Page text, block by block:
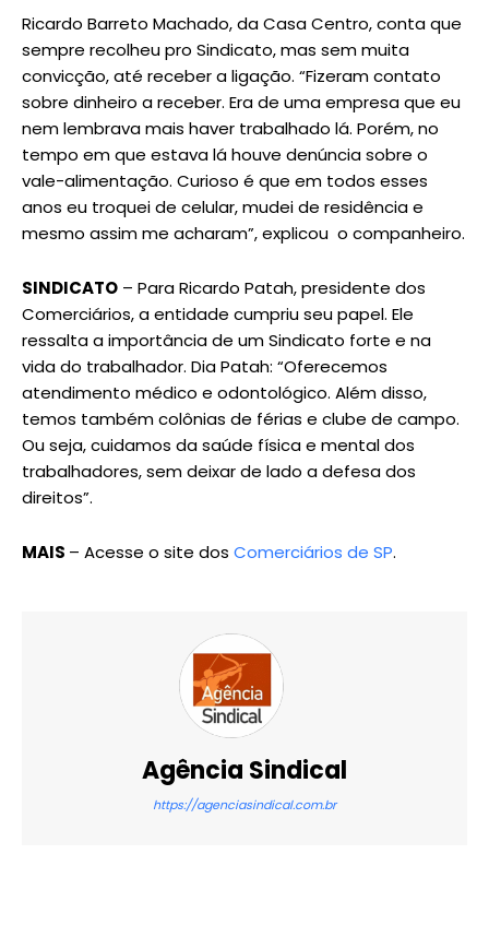
Ricardo Barreto Machado, da Casa Centro, conta que
sempre recolheu pro Sindicato, mas sem muita
convicção, até receber a ligação. “Fizeram contato
sobre dinheiro a receber. Era de uma empresa que eu
nem lembrava mais haver trabalhado lá. Porém, no
tempo em que estava lá houve denúncia sobre o
vale-alimentação. Curioso é que em todos esses
anos eu troquei de celular, mudei de residência e
mesmo assim me acharam”, explicou o companheiro.
SINDICATO – Para Ricardo Patah, presidente dos
Comerciários, a entidade cumpriu seu papel. Ele
ressalta a importância de um Sindicato forte e na
vida do trabalhador. Dia Patah: “Oferecemos
atendimento médico e odontológico. Além disso,
temos também colônias de férias e clube de campo.
Ou seja, cuidamos da saúde física e mental dos
trabalhadores, sem deixar de lado a defesa dos
direitos”.
MAIS – Acesse o site dos Comerciários de SP.
Agência Sindical
https://agenciasindical.com.br